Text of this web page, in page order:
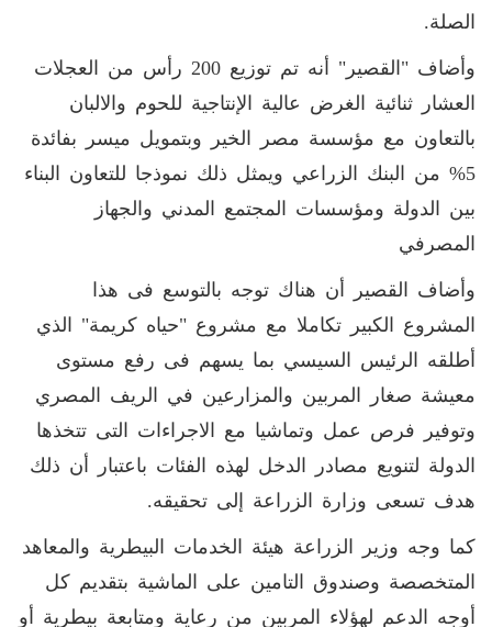
الصلة.
وأضاف "القصير" أنه تم توزيع 200 رأس من العجلات
العشار ثنائية الغرض عالية الإنتاجية للحوم والالبان
بالتعاون مع مؤسسة مصر الخير وبتمويل ميسر بفائدة
5% من البنك الزراعي ويمثل ذلك نموذجا للتعاون البناء
بين الدولة ومؤسسات المجتمع المدني والجهاز
المصرفي
وأضاف القصير أن هناك توجه بالتوسع فى هذا
المشروع الكبير تكاملا مع مشروع "حياه كريمة" الذي
أطلقه الرئيس السيسي بما يسهم فى رفع مستوى
معيشة صغار المربين والمزارعين في الريف المصري
وتوفير فرص عمل وتماشيا مع الاجراءات التى تتخذها
الدولة لتنويع مصادر الدخل لهذه الفئات باعتبار أن ذلك
هدف تسعى وزارة الزراعة إلى تحقيقه.
كما وجه ‏وزير الزراعة هيئة الخدمات البيطرية والمعاهد
المتخصصة وصندوق التامين على الماشية بتقديم كل
أوجه الدعم لهؤلاء المربين من رعاية ومتابعة بيطرية أو